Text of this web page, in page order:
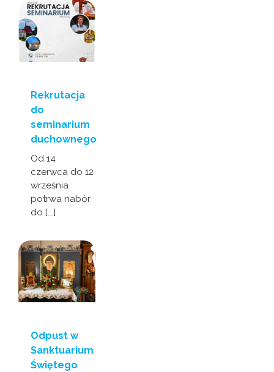
Rekrutacja
do
seminarium
duchownego
Od 14
czerwca do 12
września
potrwa nabór
do [...]
Odpust w
Sanktuarium
Świętego